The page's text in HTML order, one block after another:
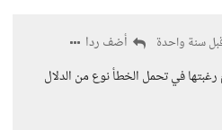
سنة واحدة
أضف ردا
في تحمل الخطأ نوع من الدلال